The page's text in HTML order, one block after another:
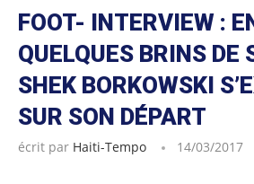
FOOT- INTERVIEW :
QUELQUES BRINS DE
SHEK BORKOWSKI
SUR SON DÉPART
écrit par Haiti-Tempo 14/03/2017